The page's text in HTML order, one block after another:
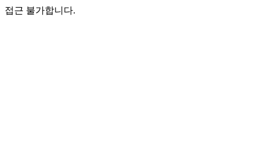
접근 불가합니다.